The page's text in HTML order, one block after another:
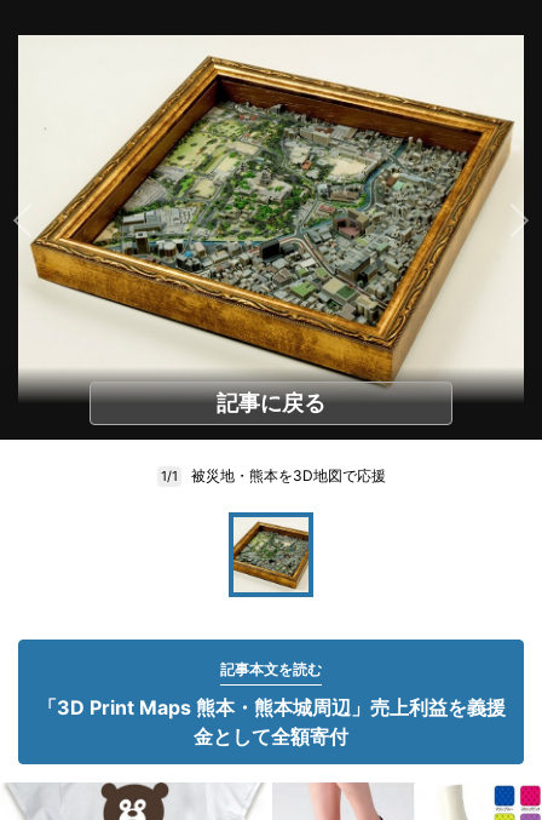
記事に戻る
1/1 被災地・熊本を3D地図で応援
記事本文を読む
「3D Print Maps 熊本・熊本城周辺」売上利益を義援
金として全額寄付